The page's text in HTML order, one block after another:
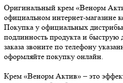
Оригинальный крем «Венорм
официальном интернет-магазине
Покупка у официальных
подлинность продукта и быструю
заказа звоните по телефону
оформляйте покупку онлайн.
Крем «Венорм Актив» – это